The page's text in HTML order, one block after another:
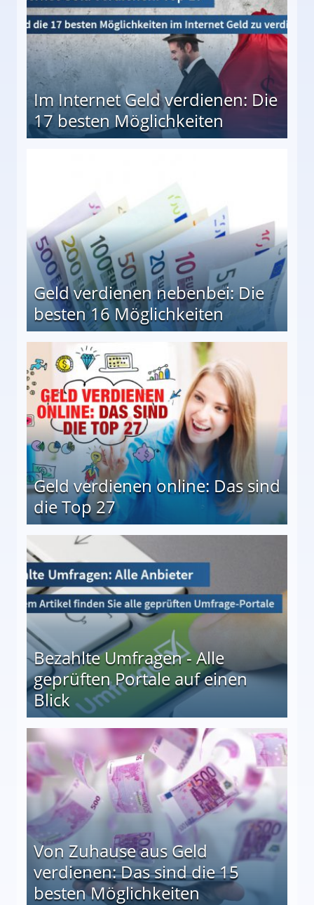
Im Internet Geld verdienen: Die
17 besten Möglichkeiten
Geld verdienen nebenbei: Die
besten 16 Möglichkeiten
Geld verdienen online: Das sind
die Top 27
Bezahlte Umfragen - Alle
geprüften Portale auf einen
Blick
auf einen Blick
Von Zuhause aus Geld
verdienen: Das sind die 15
besten Möglichkeiten